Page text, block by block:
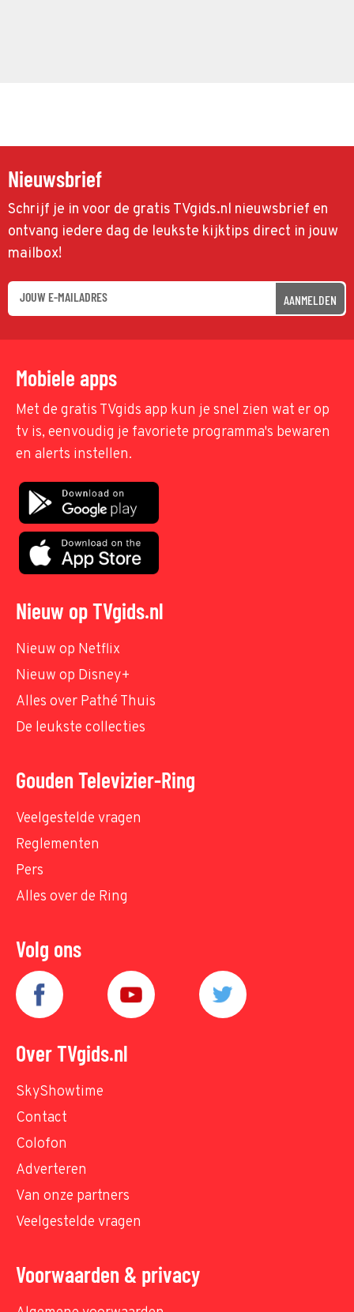
Nieuwsbrief
Schrijf je in voor de gratis TVgids.nl nieuwsbrief en
ontvang iedere dag de leukste kijktips direct in jouw
mailbox!
AANMELDEN
Mobiele apps
Met de gratis TVgids app kun je snel zien wat er op
tv is, eenvoudig je favoriete programma's bewaren
en alerts instellen.
Nieuw op TVgids.nl
Nieuw op Netflix
Nieuw op Disney+
Alles over Pathé Thuis
De leukste collecties
Gouden Televizier-Ring
Veelgestelde vragen
Reglementen
Pers
Alles over de Ring
Volg ons
Over TVgids.nl
SkyShowtime
Contact
Colofon
Adverteren
Van onze partners
Veelgestelde vragen
Voorwaarden & privacy